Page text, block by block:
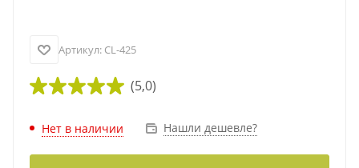
Артикул: CL-425
(5,0)
Нет в наличии Нашли дешевле?